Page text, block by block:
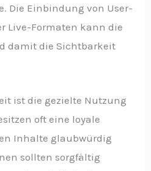
Die Einbindung von User-
Live-Formaten kann die
damit die Sichtbarkeit
ist die gezielte Nutzung
oft eine loyale
Inhalte glaubwürdig
sollten sorgfältig